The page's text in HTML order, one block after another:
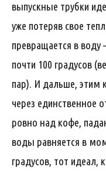
выпускные трубки
уже потеряв свое
превращается в воду
почти 100 градусов
пар). И дальше, этим
через единственное
ровно над кофе,
воды равняется в
градусов, тот идеал,